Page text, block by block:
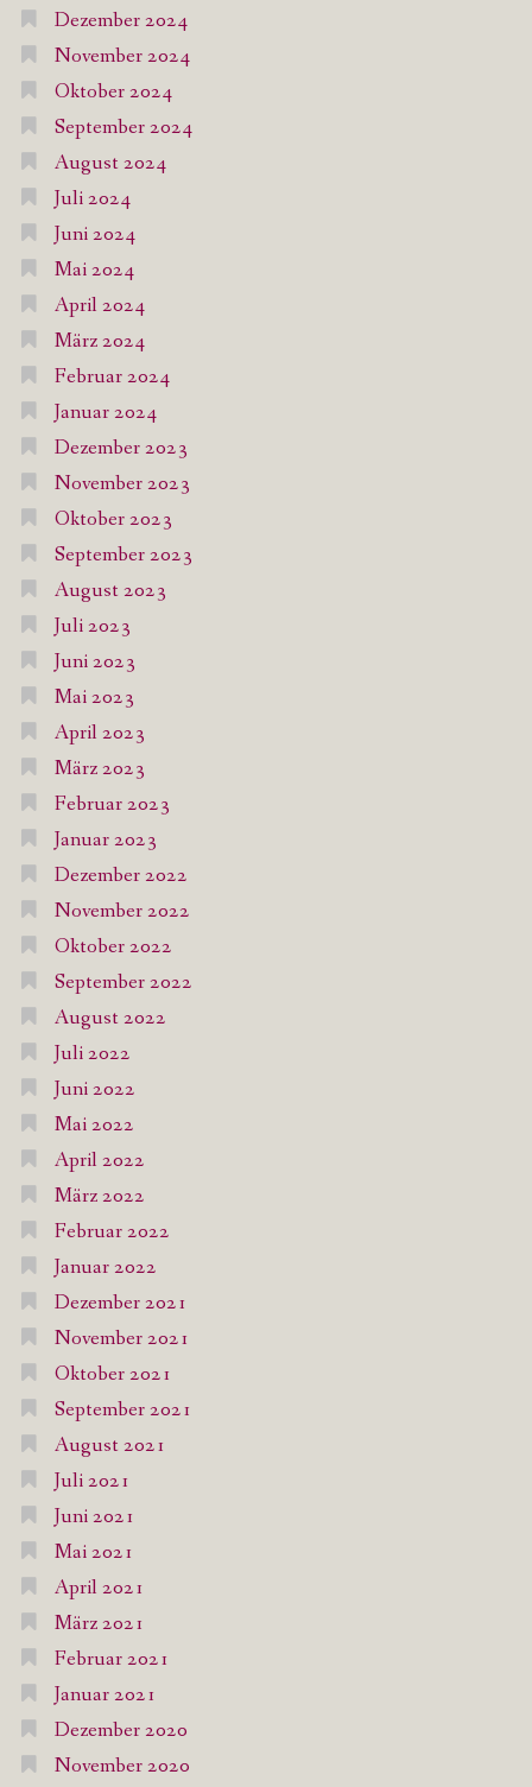
Dezember 2024
November 2024
Oktober 2024
September 2024
August 2024
Juli 2024
Juni 2024
Mai 2024
April 2024
März 2024
Februar 2024
Januar 2024
Dezember 2023
November 2023
Oktober 2023
September 2023
August 2023
Juli 2023
Juni 2023
Mai 2023
April 2023
März 2023
Februar 2023
Januar 2023
Dezember 2022
November 2022
Oktober 2022
September 2022
August 2022
Juli 2022
Juni 2022
Mai 2022
April 2022
März 2022
Februar 2022
Januar 2022
Dezember 2021
November 2021
Oktober 2021
September 2021
August 2021
Juli 2021
Juni 2021
Mai 2021
April 2021
März 2021
Februar 2021
Januar 2021
Dezember 2020
November 2020